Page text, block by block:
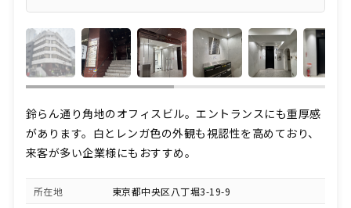
鈴らん通り角地のオフィスビル。エントランスにも重厚感
があります。白とレンガ色の外観も視認性を高めており、
来客が多い企業様にもおすすめ。
所在地
東京都中央区八丁堀3-19-9